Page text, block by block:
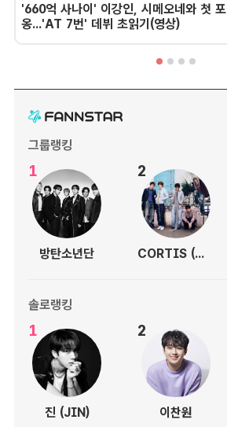
'660억 사나이' 이강인, 시메오네와 첫 포
옹...'AT 7번' 데뷔 초읽기(영상)
그룹랭킹
1
방탄소년단
2
CORTIS (코르티스)
솔로랭킹
1
진 (JIN)
2
이찬원